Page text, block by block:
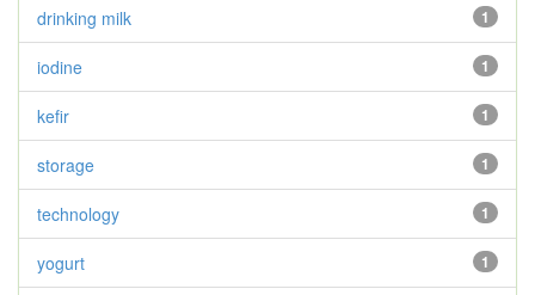
1
drinking milk
1
iodine
1
kefir
1
storage
1
technology
1
yogurt